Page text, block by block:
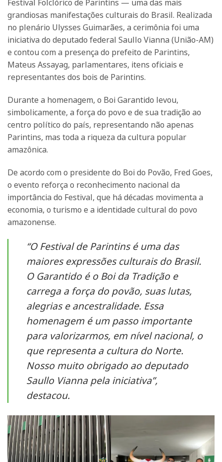
Festival Folclórico de Parintins — uma das mais
grandiosas manifestações culturais do Brasil. Realizada
no plenário Ulysses Guimarães, a cerimônia foi uma
iniciativa do deputado federal Saullo Vianna (União-AM)
e contou com a presença do prefeito de Parintins,
Mateus Assayag, parlamentares, itens oficiais e
representantes dos bois de Parintins.
Durante a homenagem, o Boi Garantido levou,
simbolicamente, a força do povo e de sua tradição ao
centro político do país, representando não apenas
Parintins, mas toda a riqueza da cultura popular
amazônica.
De acordo com o presidente do Boi do Povão, Fred Goes,
o evento reforça o reconhecimento nacional da
importância do Festival, que há décadas movimenta a
economia, o turismo e a identidade cultural do povo
amazonense.
“O Festival de Parintins é uma das
maiores expressões culturais do Brasil.
O Garantido é o Boi da Tradição e
carrega a força do povão, suas lutas,
alegrias e ancestralidade. Essa
homenagem é um passo importante
para valorizarmos, em nível nacional, o
que representa a cultura do Norte.
Nosso muito obrigado ao deputado
Saullo Vianna pela iniciativa”,
destacou.